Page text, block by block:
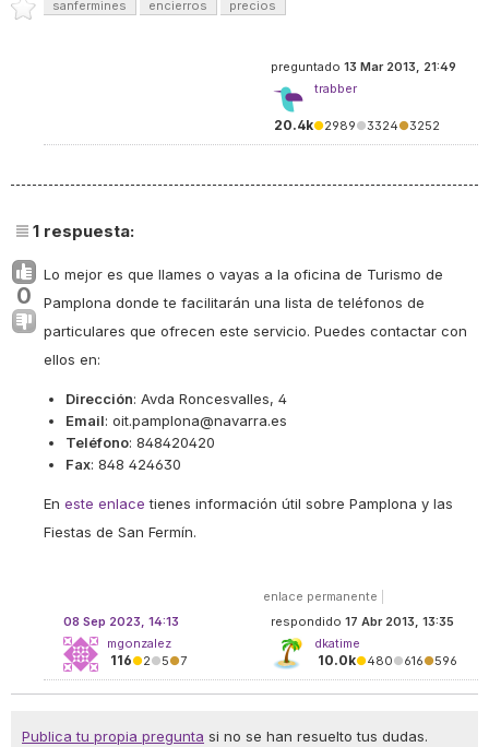
sanfermines encierros precios
preguntado 13 Mar 2013, 21:49
trabber
20.4k●2989●3324●3252
1 respuesta:
0
Lo mejor es que llames o vayas a la oficina de Turismo de
Pamplona donde te facilitarán una lista de teléfonos de
particulares que ofrecen este servicio. Puedes contactar con
ellos en:
Dirección: Avda Roncesvalles, 4
Email: oit.pamplona@navarra.es
Teléfono: 848420420
Fax: 848 424630
En este enlace tienes información útil sobre Pamplona y las
Fiestas de San Fermín.
enlace permanente
respondido 17 Abr 2013, 13:35
dkatime
10.0k●480●616●596
08 Sep 2023, 14:13
mgonzalez
116●2●5●7
Publica tu propia pregunta si no se han resuelto tus dudas.